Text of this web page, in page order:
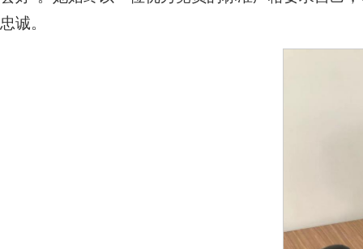
忠诚。